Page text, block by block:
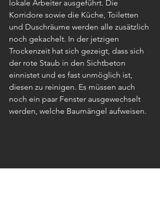
lokale Arbeiter ausgeführt. Die
Korridore sowie die Küche, Toiletten
und Duschräume werden alle zusätzlich
noch gekachelt. In der jetzigen
Trockenzeit hat sich gezeigt, dass sich
der rote Staub in den Sichtbeton
einnistet und es fast unmöglich ist,
diesen zu reinigen. Es müssen auch
noch ein paar Fenster ausgewechselt
werden, welche Baumängel aufweisen.